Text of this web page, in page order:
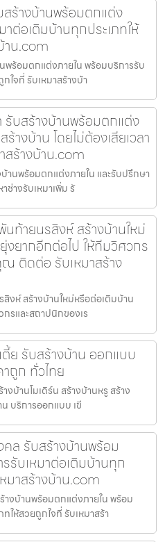
สร้างบ้านพร้อมตกแต่ง
ต่อเติมบ้านทุกประเภทให้
าน.com
พร้อมตกแต่งภายใน พร้อมบริการรับ
ใจที่ รับเหมาสร้างบ้า
รับสร้างบ้านพร้อมตกแต่ง
างบ้าน โดยไม่ต้องเสียเวลา
สร้างบ้าน.com
บ้านพร้อมตกแต่งภายใน และรับปรึกษา
ช่างรับเหมาเพิ่ม รั
ท้ายนรสิงห์ สร้างบ้านใหม่
งยากอีกต่อไป ให้ทีมวิศวกร
ณ ติดต่อ รับเหมาสร้าง
งห์ สร้างบ้านใหม่หรือต่อเติมบ้าน
กรและสถาปนิกของเร
ตี้ย รับสร้างบ้าน ออกแบบ
ถูก ทั่วไทย
งบ้านโมเดิร์น สร้างบ้านหรู สร้าง
บริการออกแบบ เขี
ล รับสร้างบ้านพร้อม
รับเหมาต่อเติมบ้านทุก
มาสร้างบ้าน.com
างบ้านพร้อมตกแต่งภายใน พร้อม
ให้สวยถูกใจที่ รับเหมาสร้า